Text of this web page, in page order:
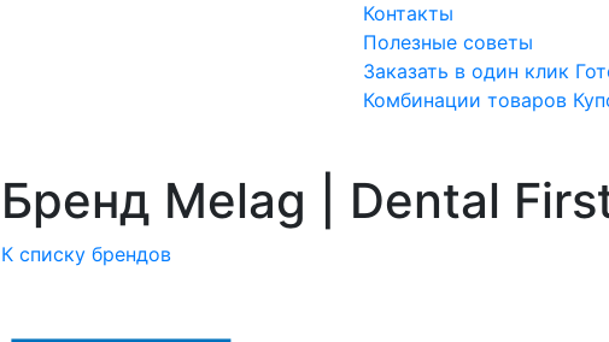
Контакты
Полезные советы
Заказать в один клик
Комбинации товаров
Бренд Melag | Dental
К списку брендов